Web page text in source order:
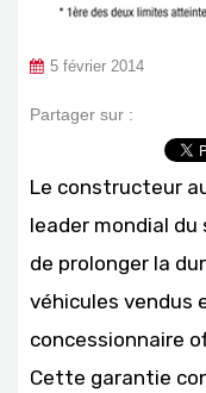
5 février 2014
Partager sur :
Le constructeur
leader mondial du
de prolonger la
véhicules vendus
concessionnaire
Cette garantie